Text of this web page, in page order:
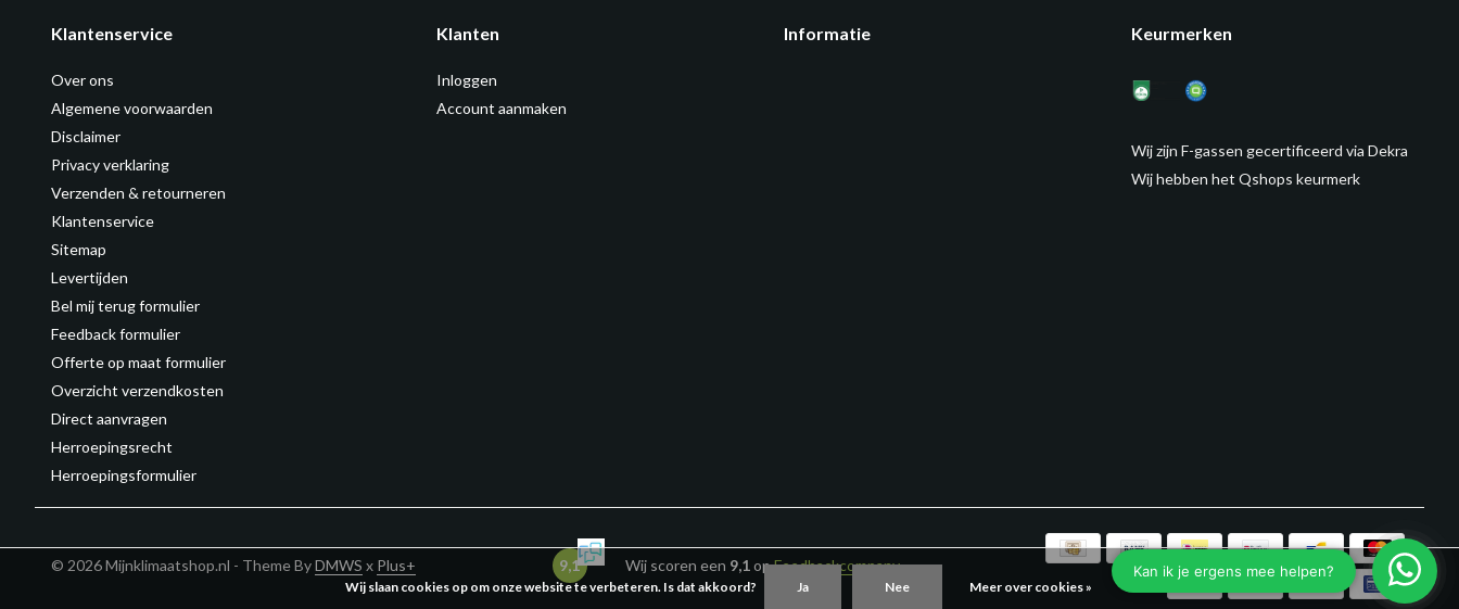
Klantenservice
Over ons
Algemene voorwaarden
Disclaimer
Privacy verklaring
Verzenden & retourneren
Klantenservice
Sitemap
Levertijden
Bel mij terug formulier
Feedback formulier
Offerte op maat formulier
Overzicht verzendkosten
Direct aanvragen
Herroepingsrecht
Herroepingsformulier
Klanten
Inloggen
Account aanmaken
Informatie Keurmerken
Wij zijn F-gassen gecertificeerd via Dekra
Wij hebben het Qshops keurmerk
© 2026 Mijnklimaatshop.nl - Theme ByDMWS x Plus+ 9,1 Wij scoren een 9,1opFeedbackcompany
Wij slaan cookies op om onze website te verbeteren. Is dat akkoord? Ja Nee Meer over cookies »